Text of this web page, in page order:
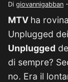
Di giovannigabban -
MTV ha
Unplugged dei
Unplugged
di sempre?
no. Era il